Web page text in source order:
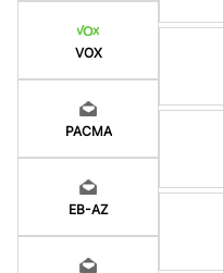
VOX
PACMA
EB-AZ